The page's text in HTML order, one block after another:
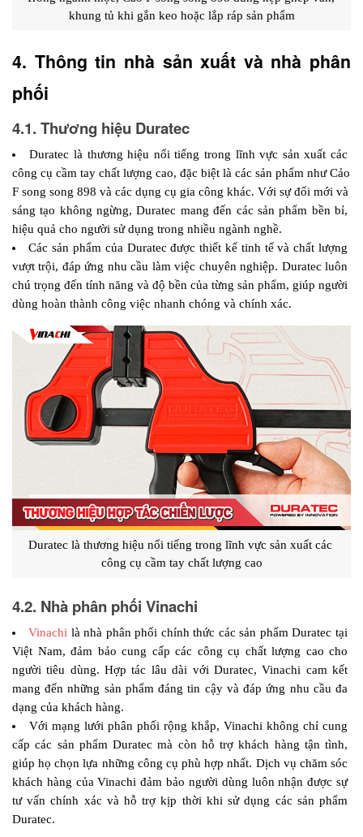
khung tủ khi gắn keo hoặc lắp ráp sản phẩm
4. Thông tin nhà sản xuất và nhà phân
phối
4.1. Thương hiệu Duratec
Duratec là thương hiệu nổi tiếng trong lĩnh vực sản xuất các
công cụ cầm tay chất lượng cao, đặc biệt là các sản phẩm như Cảo
F song song 898 và các dụng cụ gia công khác. Với sự đổi mới và
sáng tạo không ngừng, Duratec mang đến các sản phẩm bền bỉ,
hiệu quả cho người sử dụng trong nhiều ngành nghề.
Các sản phẩm của Duratec được thiết kế tinh tế và chất lượng
vượt trội, đáp ứng nhu cầu làm việc chuyên nghiệp. Duratec luôn
chú trọng đến tính năng và độ bền của từng sản phẩm, giúp người
dùng hoàn thành công việc nhanh chóng và chính xác.
Duratec là thương hiệu nổi tiếng trong lĩnh vực sản xuất các
công cụ cầm tay chất lượng cao
4.2. Nhà phân phối Vinachi
Vinachi là nhà phân phối chính thức các sản phẩm Duratec tại
Việt Nam, đảm bảo cung cấp các công cụ chất lượng cao cho
người tiêu dùng. Hợp tác lâu dài với Duratec, Vinachi cam kết
mang đến những sản phẩm đáng tin cậy và đáp ứng nhu cầu đa
dạng của khách hàng.
Với mạng lưới phân phối rộng khắp, Vinachi không chỉ cung
cấp các sản phẩm Duratec mà còn hỗ trợ khách hàng tận tình,
giúp họ chọn lựa những công cụ phù hợp nhất. Dịch vụ chăm sóc
khách hàng của Vinachi đảm bảo người dùng luôn nhận được sự
tư vấn chính xác và hỗ trợ kịp thời khi sử dụng các sản phẩm
Duratec.